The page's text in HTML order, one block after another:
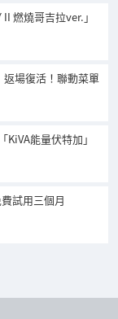
燃燒哥吉拉ver.」
返場復活！聯動菜單
能量伏特加」
試用三個月